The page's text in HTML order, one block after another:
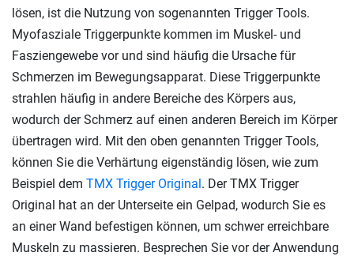
lösen, ist die Nutzung von sogenannten Trigger Tools.
Myofasziale Triggerpunkte kommen im Muskel- und
Fasziengewebe vor und sind häufig die Ursache für
Schmerzen im Bewegungsapparat. Diese Triggerpunkte
strahlen häufig in andere Bereiche des Körpers aus,
wodurch der Schmerz auf einen anderen Bereich im Körper
übertragen wird. Mit den oben genannten Trigger Tools,
können Sie die Verhärtung eigenständig lösen, wie zum
Beispiel dem TMX Trigger Original. Der TMX Trigger
Original hat an der Unterseite ein Gelpad, wodurch Sie es
an einer Wand befestigen können, um schwer erreichbare
Muskeln zu massieren. Besprechen Sie vor der Anwendung